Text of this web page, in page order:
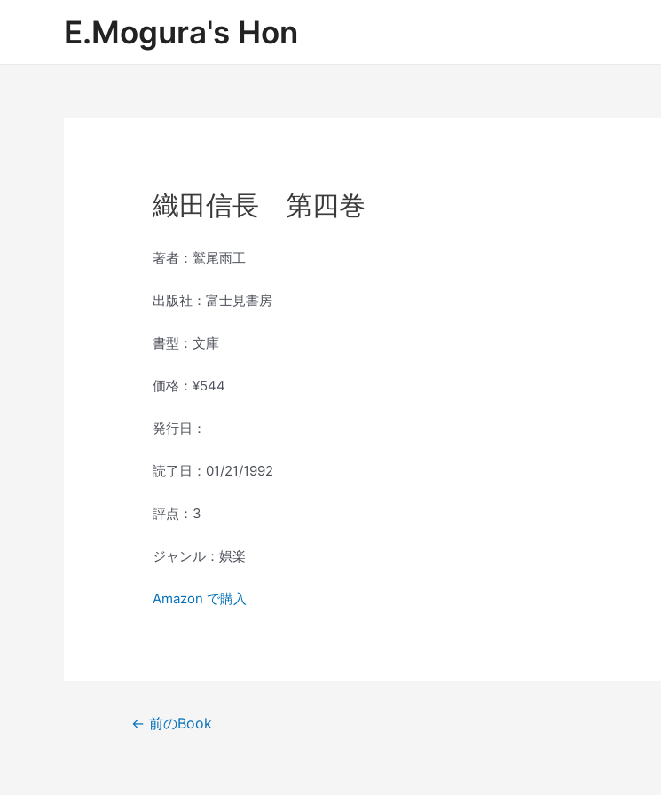
E.Mogura's Hon
織田信長 第四巻
著者：鷲尾雨工
出版社：富士見書房
書型：文庫
価格：¥544
発行日：
読了日：01/21/1992
評点：3
ジャンル：娯楽
Amazon で購入
← 前のBook